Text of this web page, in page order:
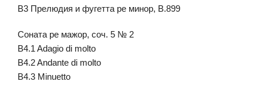
B3 Прелюдия и фугетта ре минор, В.899
Соната ре мажор, соч. 5 № 2
B4.1 Adagio di molto
B4.2 Andante di molto
B4.3 Minuetto